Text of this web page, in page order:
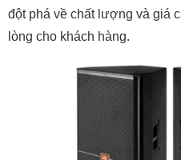
đột phá về chất lượng và giá
lòng cho khách hàng.